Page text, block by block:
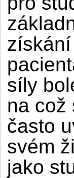
síly
na což
často
svém
jako